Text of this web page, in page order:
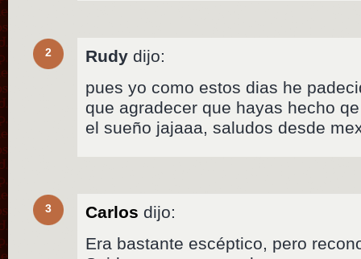
2 Rudy dijo:
pues yo como estos dias he
que agradecer que hayas hecho
el sueño jajaaa, saludos desde
3 Carlos dijo:
Era bastante escéptico, pero